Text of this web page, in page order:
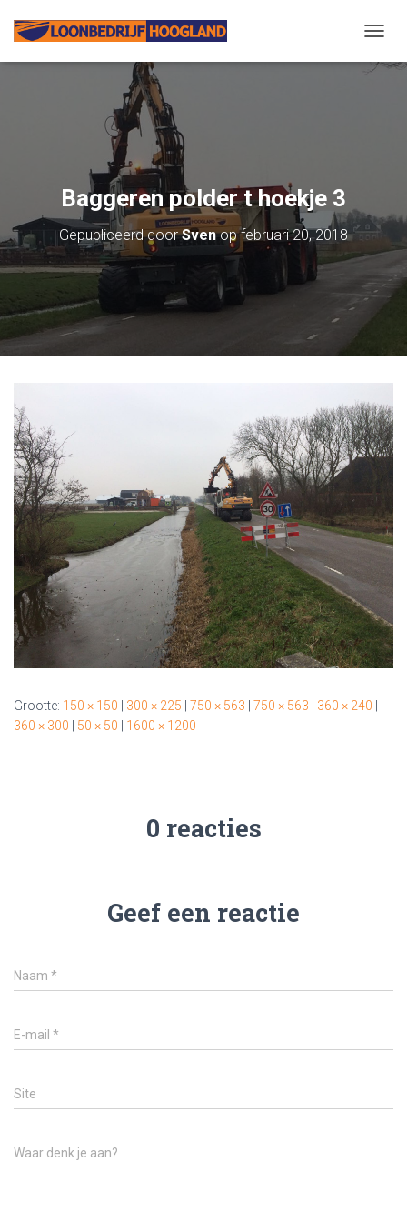
A
I
S
S
L
Baggeren polder t hoekje 3
Gepubliceerd doorSvenopfebruari 20, 2018
Grootte: 150 × 150 | 300 × 225 | 750 × 563 | 750 × 563 | 360 × 240 |
360 × 300 | 50 × 50 | 1600 × 1200
0 reacties
Geef een reactie
Naam *
E-mail *
Site
Waar denk je aan?